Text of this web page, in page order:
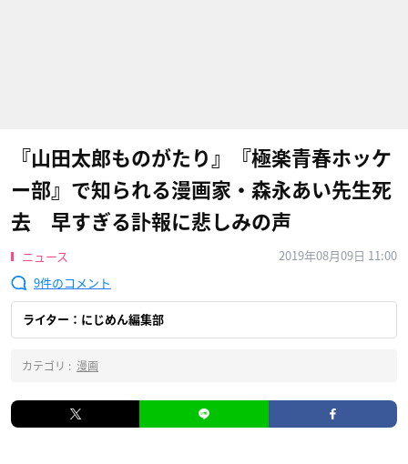
『山田太郎ものがたり』『極楽青春ホッケ
ー部』で知られる漫画家・森永あい先生死
去 早すぎる訃報に悲しみの声
ニュース
2019年08月09日 11:00
9
ライター：にじめん編集部
カテゴリ : 漫画